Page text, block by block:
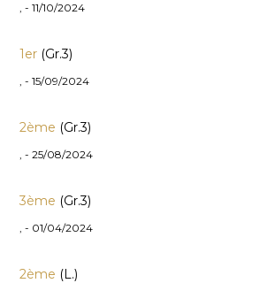
, - 11/10/2024
1er (Gr.3)
, - 15/09/2024
2ème (Gr.3)
, - 25/08/2024
3ème (Gr.3)
, - 01/04/2024
2ème (L.)